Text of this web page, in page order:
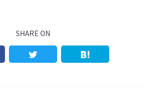
SHARE ON